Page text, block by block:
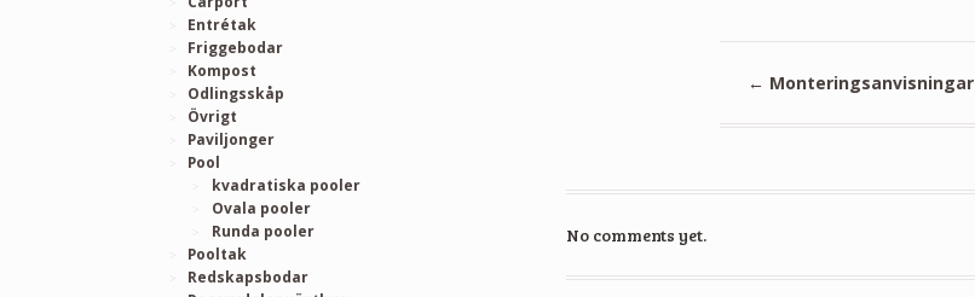
← Monteringsanvisningar
No comments yet.
Entrétak
Friggebodar
Kompost
Odlingsskåp
Övrigt
Paviljonger
Pool
kvadratiska pooler
Ovala pooler
Runda pooler
Pooltak
Redskapsbodar